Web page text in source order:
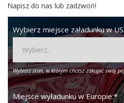
Napisz do nas lub zadzwoń!
Wybierz miejsce załadunku w
Wybierz stan, w którym chcesz zakupić swój
Miejsce wyładunku w Europie:*